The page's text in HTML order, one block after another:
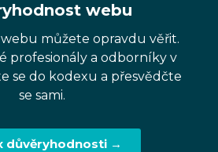
webu
můžete opravdu věřit.
profesionály a odborníky v
se do kodexu a přesvědčte
se sami.
důvěryhodnosti →